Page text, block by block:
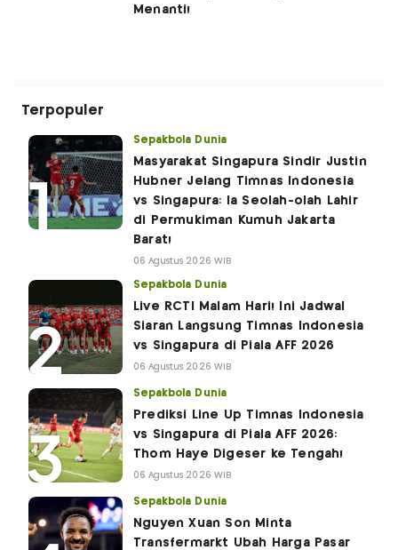
Menanti!
Terpopuler
Sepakbola Dunia
Masyarakat Singapura Sindir Justin
Hubner Jelang Timnas Indonesia
vs Singapura: Ia Seolah-olah Lahir
di Permukiman Kumuh Jakarta
Barat!
06 Agustus 2026 WIB
Sepakbola Dunia
Live RCTI Malam Hari! Ini Jadwal
Siaran Langsung Timnas Indonesia
vs Singapura di Piala AFF 2026
06 Agustus 2026 WIB
Sepakbola Dunia
Prediksi Line Up Timnas Indonesia
vs Singapura di Piala AFF 2026:
Thom Haye Digeser ke Tengah!
06 Agustus 2026 WIB
Sepakbola Dunia
Nguyen Xuan Son Minta
Transfermarkt Ubah Harga Pasar